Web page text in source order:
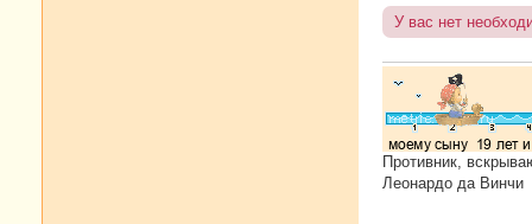
У вас нет
Противник,
Леонардо да Винчи